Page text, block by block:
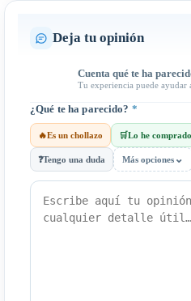
Deja tu opinión
Cuenta qué te ha
Tu experiencia puede ayudar
¿Qué te ha parecido? *
🔥Es un chollazo 🛒Lo he comprado
❓Tengo una duda Más opciones ⌄